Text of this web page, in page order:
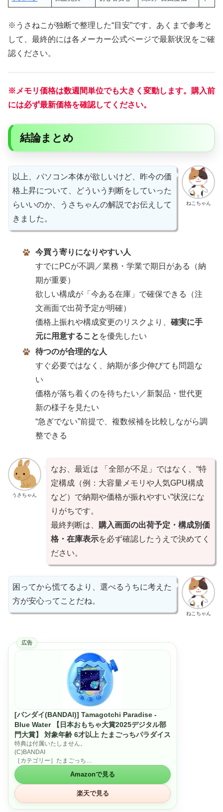
※うさねこが独断で整理した“目安”です。あくまで参考と
して、最終的には各メーカー公式ページで最新状況をご確
認ください。
※メモリ価格は数週間単位でも大きく変動します。購入前
には必ず最新価格を確認してください。
結論まとめ
ねこちゃん
以上、パソコン本体が欲しいけど、昨今の価
格上昇について、どういう判断をしていった
らいいのか、うさちゃんの解説でお伝えして
きました。
今買う寄りになりやすい人
すでにPCが不調／業務・学業で期日がある（納
期が重要）
欲しい構成が「今ある在庫」で確保できる（注
文画面で出荷予定が明確）
価格上振れや構成変更のリスクより、 確実に手
元に用意すること を優先したい
待つのが合理的な人
すぐ必要ではなく、納期が多少伸びても問題な
い
価格が落ち着くのを待ちたい／新製品・世代更
新の様子を見たい
“急ぎでない”前提で、複数候補を比較しながら調
整できる
うさちゃん
なお、最近は 「全部が不足」ではなく、“特
定構成（例：大容量メモリや人気GPU構成
など）で納期や価格が振れやすい”状況にな
りがちです。
最終判断は、 購入画面の出荷予定・構成別価
格・在庫表示を必ず確認したうえで決めてく
ださい。
ねこちゃん
困ってから慌てるより、選べるうちに考えた
方が安心ってことだね。
広告
[バンダイ(BANDAI)] Tamagotchi Paradise -
Blue Water 【日本おもちゃ大賞2025デジタル部
門大賞】 対象年齢 6才以上 たまごっちパラダイス
特典は付属いたしません。
(C)BANDAI
［カテゴリー］たまごっち
［使用電池］単4 × 2（別売）
［対象年齢］6才～
Amazonで見る
楽天で見る